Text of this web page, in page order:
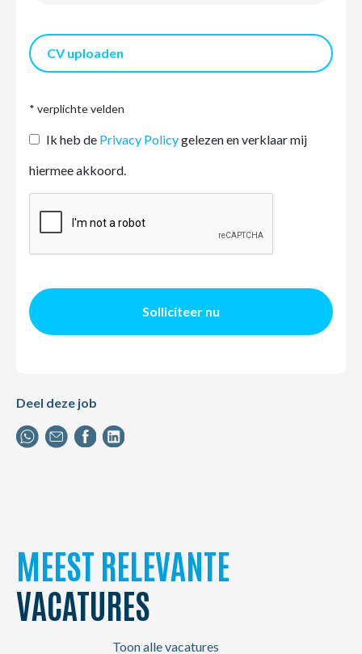
CV uploaden
* verplichte velden
Ik heb de Privacy Policygelezen en verklaar mij
hiermee akkoord.
Solliciteer nu
Deel deze job
MEEST RELEVANTE
VACATURES
Toon alle vacatures